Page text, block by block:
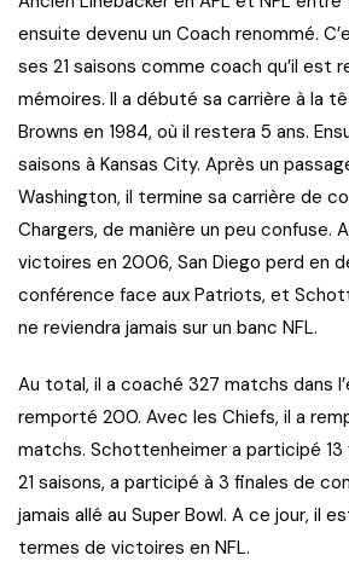
ensuite devenu un Coach renommé.
ses 21 saisons comme coach qu’il est
mémoires. Il a débuté sa carrière à la
Browns en 1984, où il restera 5 ans.
saisons à Kansas City. Après un
Washington, il termine sa carrière de
Chargers, de manière un peu confuse.
victoires en 2006, San Diego perd en
conférence face aux Patriots, et
ne reviendra jamais sur un banc NFL.
Au total, il a coaché 327 matchs dans
remporté 200. Avec les Chiefs, il a
matchs. Schottenheimer a participé 13
21 saisons, a participé à 3 finales de
jamais allé au Super Bowl. A ce jour, il
termes de victoires en NFL.